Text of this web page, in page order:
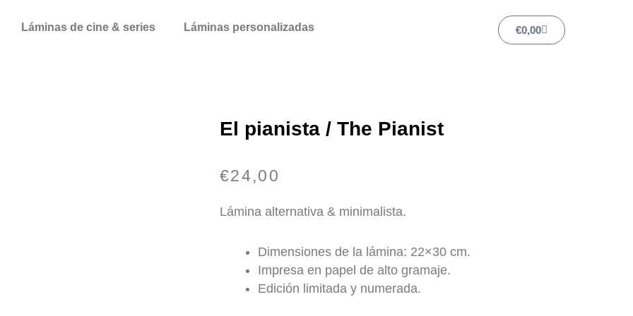
Láminas de cine & series Láminas personalizadas €0,00Carrito
El pianista / The Pianist
€24,00
Lámina alternativa & minimalista.
Dimensiones de la lámina: 22×30 cm.
Impresa en papel de alto gramaje.
Edición limitada y numerada.